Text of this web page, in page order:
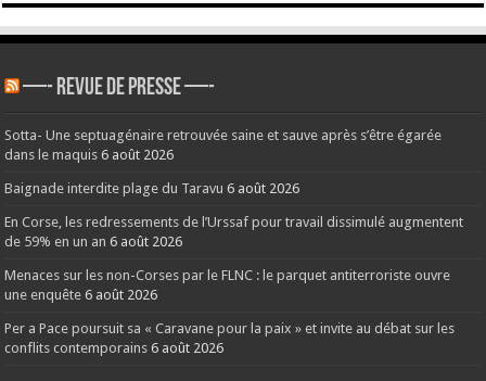
—- REVUE DE PRESSE —-
Sotta- Une septuagénaire retrouvée saine et sauve après s’être égarée
dans le maquis 6 août 2026
Baignade interdite plage du Taravu 6 août 2026
En Corse, les redressements de l’Urssaf pour travail dissimulé augmentent
de 59% en un an 6 août 2026
Menaces sur les non-Corses par le FLNC : le parquet antiterroriste ouvre
une enquête 6 août 2026
Per a Pace poursuit sa « Caravane pour la paix » et invite au débat sur les
conflits contemporains 6 août 2026